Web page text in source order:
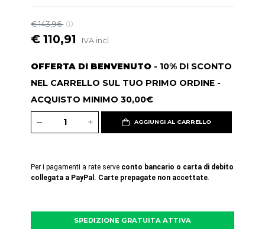
€ 143,96
€ 110,91 IVA incl.
OFFERTA DI BENVENUTO - 10% DI SCONTO
NEL CARRELLO SUL TUO PRIMO ORDINE -
ACQUISTO MINIMO 30,00€
AGGIUNGI AL CARRELLO
Per i pagamenti a rate serve conto bancario o carta di debito
collegata a PayPal. Carte prepagate non accettate.
SPEDIZIONE GRATUITA ATTIVA